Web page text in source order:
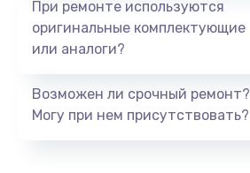
При ремонте используются
оригинальные комплектующие
или аналоги?
Возможен ли срочный ремонт?
Могу при нем присутствовать?